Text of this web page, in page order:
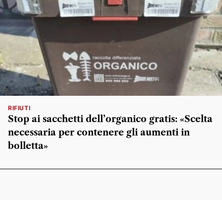
RIFIUTI
Stop ai sacchetti dell’organico gratis: «Scelta
necessaria per contenere gli aumenti in
bolletta»